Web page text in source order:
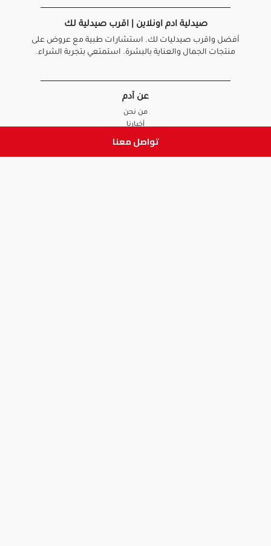
تواصل معنا
صيدلية ادم اونلاين | اقرب صيدلية لك
أفضل واقرب صيدليات لك. استشارات طبية مع عروض على
منتجات الجمال والعناية بالبشرة. استمتعي بتجربة الشراء.
عن آدم
من نحن
أخبارنا
الأسئلة الشائعة
تواصل معنا